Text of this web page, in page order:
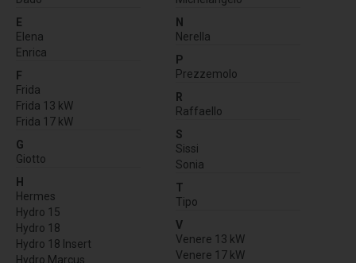
E
Elena
Enrica
F
Frida
Frida 13 kW
Frida 17 kW
G
Giotto
H
Hermes
Hydro 15
Hydro 18
Hydro 18 Insert
Hydro Marcus
N
Nerella
P
Prezzemolo
R
Raffaello
S
Sissi
Sonia
T
Tipo
V
Venere 13 kW
Venere 17 kW